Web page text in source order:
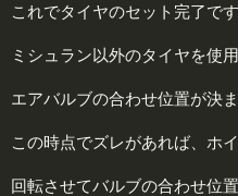
これでタイヤのセット完了です
ミシュラン以外のタイヤを使
エアバルブの合わせ位置が決
この時点でズレがあれば、ホ
回転させてバルブの合わせ位